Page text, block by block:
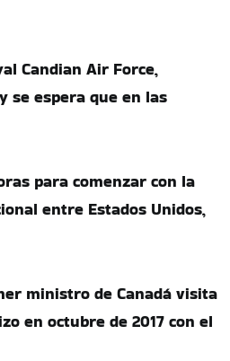
Candian Air Force,
se espera que en las
para comenzar con la
entre Estados Unidos,
ministro de Canadá visita
en octubre de 2017 con el